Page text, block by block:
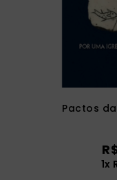
Pactos
1x